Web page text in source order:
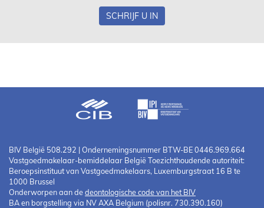
SCHRIJF U IN
BIV België 508.292 | Ondernemingsnummer BTW-BE 0446.969.664
Vastgoedmakelaar-bemiddelaar België Toezichthoudende autoriteit:
Beroepsinstituut van Vastgoedmakelaars, Luxemburgstraat 16 B te
1000 Brussel
Onderworpen aan dedeontologische code van het BIV
BA en borgstelling via NV AXA Belgium (polisnr. 730.390.160)